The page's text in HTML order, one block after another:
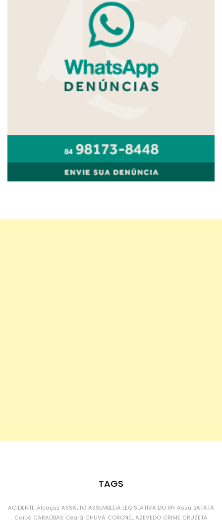
TAGS
ACIDENTE Alcaçuz ASSALTO ASSEMBLEIA LEGISLATIVA DO RN Assu BATATA
Caicó CARAÚBAS Ceará CHUVA CORONEL AZEVEDO CRIME CRUZETA